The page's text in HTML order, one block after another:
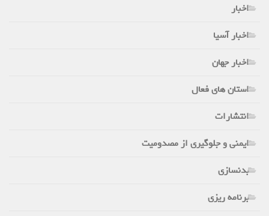
اخبار
اخبار آسیا
اخبار جهان
استان های فعال
انتشارات
ایمنی و جلوگیری از مصدومیت
بدنسازی
برنامه ریزی